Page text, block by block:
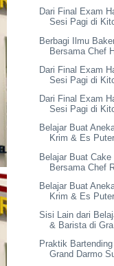
Dari Final Exam
Sesi Pagi di
Berbagi Ilmu
Bersama Chef
Dari Final Exam
Sesi Pagi di
Dari Final Exam
Sesi Pagi di
Belajar Buat
Krim & Es
Belajar Buat Cake
Bersama Chef
Belajar Buat
Krim & Es
Sisi Lain dari
& Barista di
Praktik
Grand Darmo